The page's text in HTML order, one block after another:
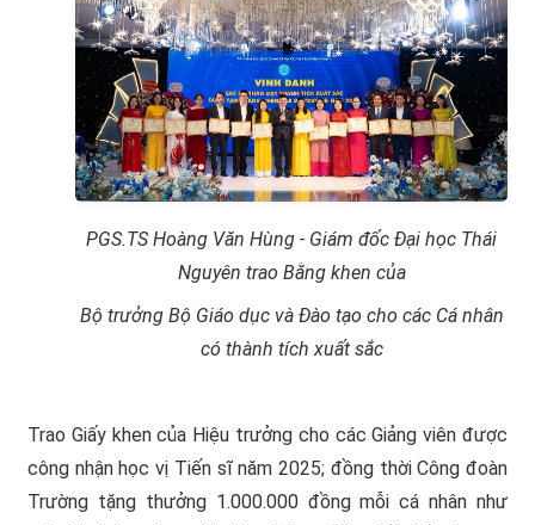
PGS.TS Hoàng Văn Hùng - Giám đốc Đại học Thái
Nguyên trao Bằng khen của
Bộ trưởng Bộ Giáo dục và Đào tạo cho các Cá nhân
có thành tích xuất sắc
Trao Giấy khen của Hiệu trưởng cho các Giảng viên được
công nhận học vị Tiến sĩ năm 2025; đồng thời Công đoàn
Trường tặng thưởng 1.000.000 đồng mỗi cá nhân như